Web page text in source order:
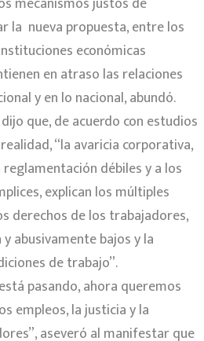
la nueva propuesta, entre los
económicas
en atraso las relaciones
y en lo nacional, abundó.
que, de acuerdo con estudios
“la avaricia corporativa,
débiles y a los
explican los múltiples
derechos de los trabajadores,
abusivamente bajos y la
de trabajo”.
pasando, ahora queremos
empleos, la justicia y la
aseveró al manifestar que